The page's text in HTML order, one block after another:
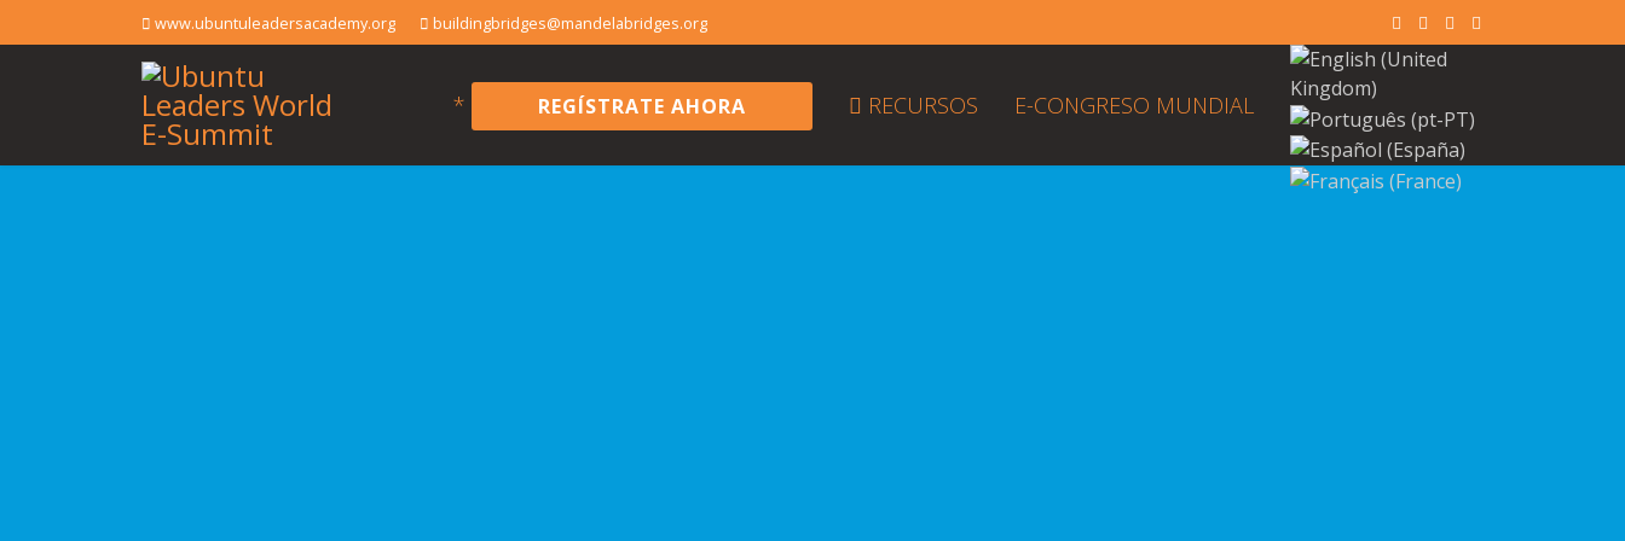
www.ubuntuleadersacademy.org buildingbridges@mandelabridges.org
* REGÍSTRATE AHORA RECURSOS E-CONGRESO MUNDIAL